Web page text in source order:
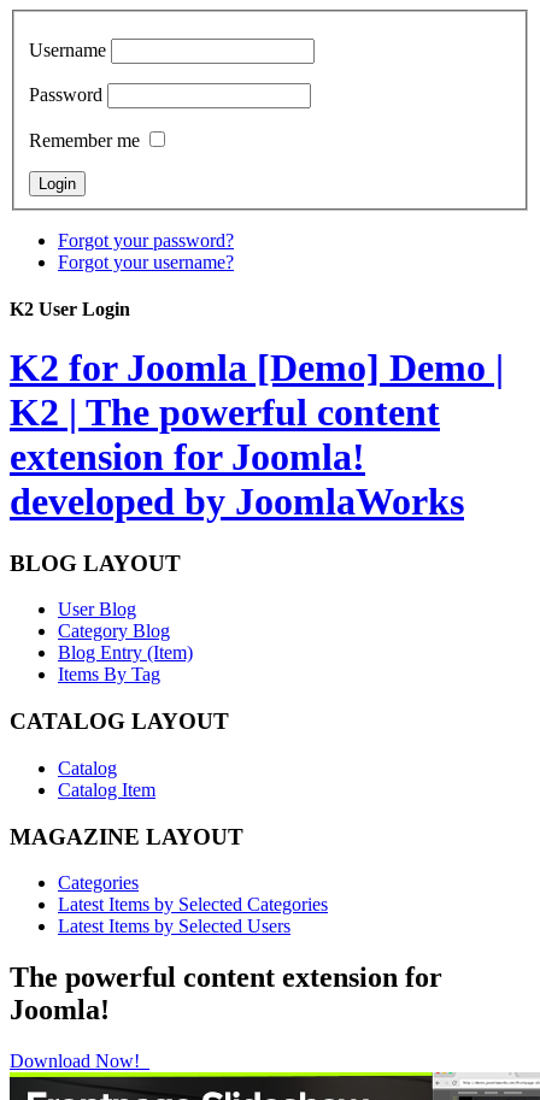
Username
Password
Remember me
Forgot your password?
Forgot your username?
K2 User Login
K2 for Joomla [Demo] Demo |
K2 | The powerful content
extension for Joomla!
developed by JoomlaWorks
BLOG LAYOUT
User Blog
Category Blog
Blog Entry (Item)
Items By Tag
CATALOG LAYOUT
Catalog
Catalog Item
MAGAZINE LAYOUT
Categories
Latest Items by Selected Categories
Latest Items by Selected Users
The powerful content extension for
Joomla!
Download Now!